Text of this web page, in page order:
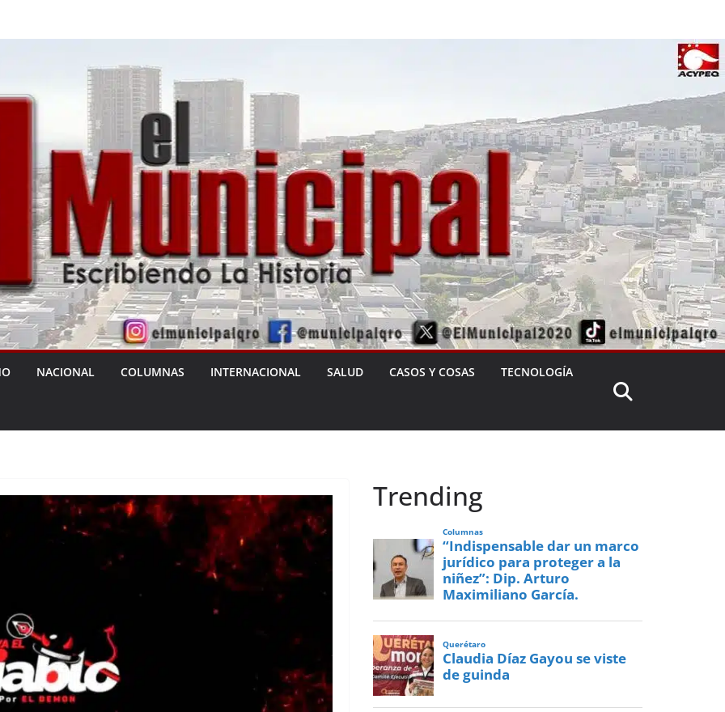
NACIONAL COLUMNAS INTERNACIONAL SALUD CASOS Y COSAS TECNOLOGÍA
Trending